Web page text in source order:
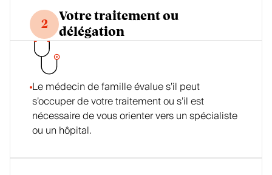
2
Votre traitement ou
délégation
Le médecin de famille évalue s’il peut
s’occuper de votre traitement ou s’il est
nécessaire de vous orienter vers un spécialiste
ou un hôpital.